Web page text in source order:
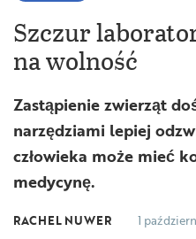
Szczur
na wolność
Zastąpienie zwierząt
narzędziami lepiej
człowieka może mieć
medycynę.
RACHEL NUWER 1